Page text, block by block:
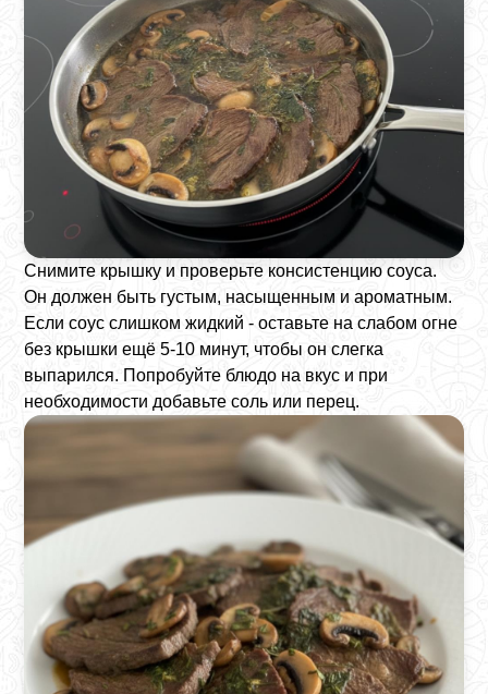
Снимите крышку и проверьте консистенцию соуса.
Он должен быть густым, насыщенным и ароматным.
Если соус слишком жидкий - оставьте на слабом огне
без крышки ещё 5-10 минут, чтобы он слегка
выпарился. Попробуйте блюдо на вкус и при
необходимости добавьте соль или перец.